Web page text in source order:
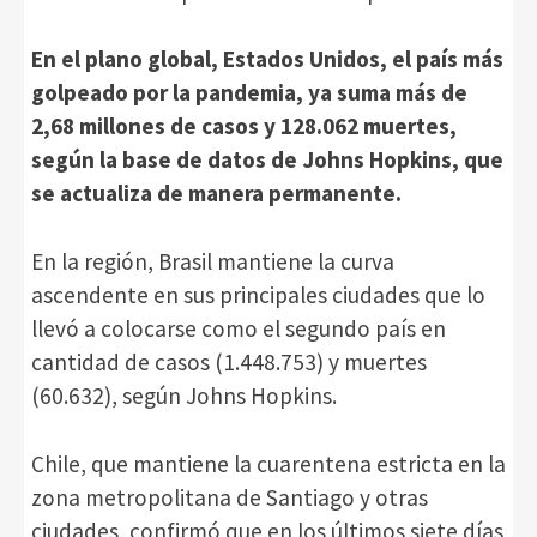
En el plano global, Estados Unidos, el país más
golpeado por la pandemia, ya suma más de
2,68 millones de casos y 128.062 muertes,
según la base de datos de Johns Hopkins, que
se actualiza de manera permanente.
En la región, Brasil mantiene la curva
ascendente en sus principales ciudades que lo
llevó a colocarse como el segundo país en
cantidad de casos (1.448.753) y muertes
(60.632), según Johns Hopkins.
Chile, que mantiene la cuarentena estricta en la
zona metropolitana de Santiago y otras
ciudades, confirmó que en los últimos siete días